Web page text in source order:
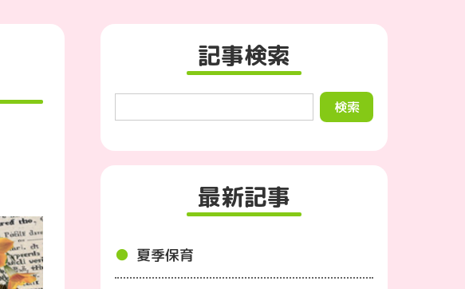
記事検索
最新記事
夏季保育